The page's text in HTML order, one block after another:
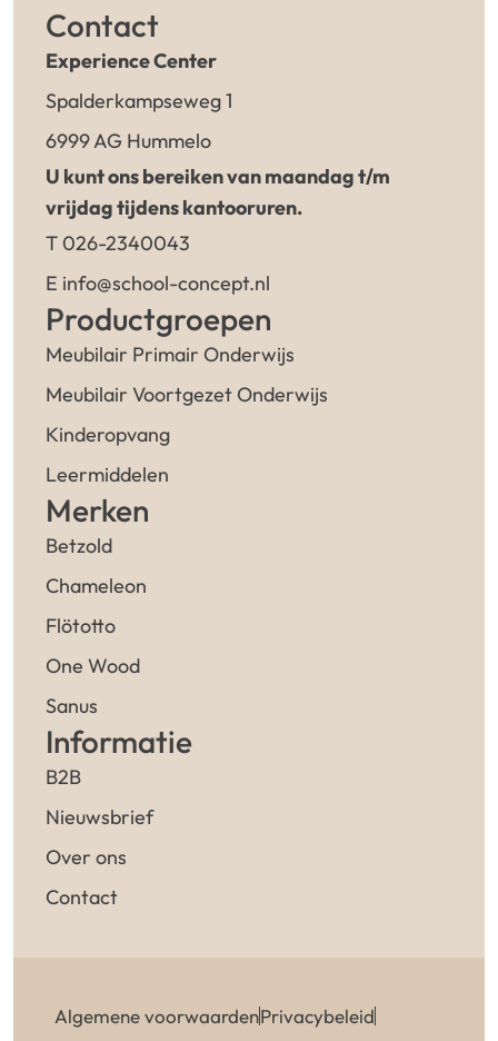
Contact
Experience Center
Spalderkampseweg 1
6999 AG Hummelo
U kunt ons bereiken van maandag t/m
vrijdag tijdens kantooruren.
T 026-2340043
E info@school-concept.nl
Productgroepen
Meubilair Primair Onderwijs
Meubilair Voortgezet Onderwijs
Kinderopvang
Leermiddelen
Merken
Betzold
Chameleon
Flötotto
One Wood
Sanus
Informatie
B2B
Nieuwsbrief
Over ons
Contact
Algemene voorwaardenPrivacybeleid